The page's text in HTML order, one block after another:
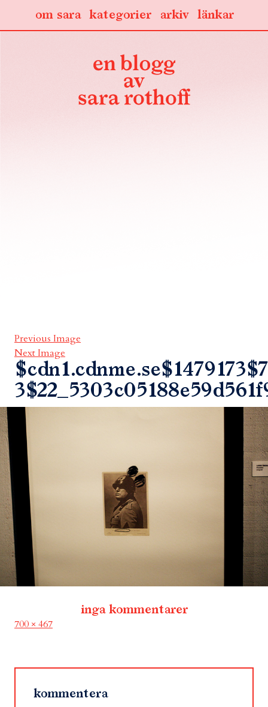
länkar
arkiv
kategorier
om sara
Previous Image
Next Image
inga kommentarer
Full
700 × 467
kommentera